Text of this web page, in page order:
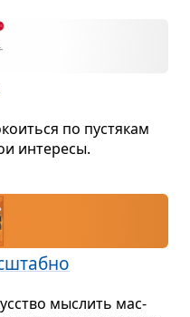
по пустя­кам
инте­ресы.
мыс­лить мас­